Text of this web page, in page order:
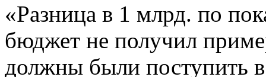
«Разница в 1 млрд. по
бюджет не получил
должны были поступить